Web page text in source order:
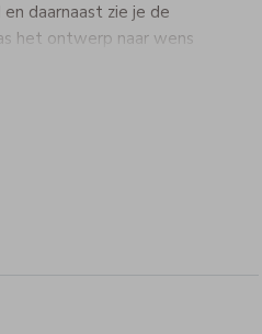
daarnaast zie je de
het ontwerp naar wens
up drinkbeker